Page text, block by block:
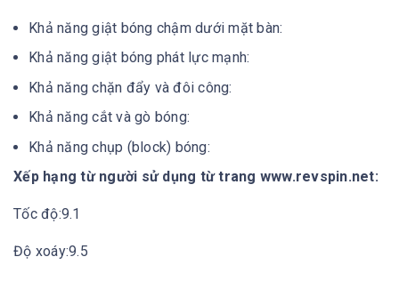
Khả năng giật bóng chậm dưới mặt bàn:
Khả năng giật bóng phát lực mạnh:
Khả năng chặn đẩy và đôi công:
Khả năng cắt và gò bóng:
Khả năng chụp (block) bóng:
Xếp hạng từ người sử dụng từ trang www.revspin.net:
Tốc độ:9.1
Độ xoáy:9.5